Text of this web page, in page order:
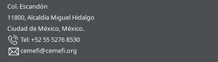
Col. Escandón
11800, Alcaldía Miguel Hidalgo
Ciudad de México, México.
Tel: +52 55 5276 8530
cemefi@cemefi.org